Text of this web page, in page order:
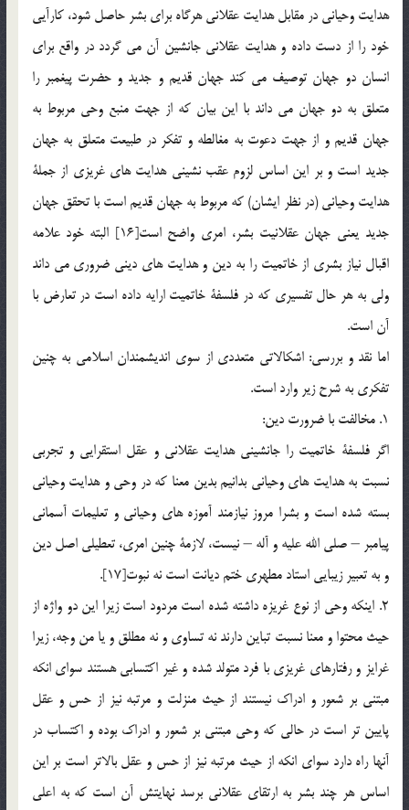
هدايت وحياني در مقابل هدايت عقلاني هرگاه براي بشر حاصل شود، كارآيي
خود را از دست داده و هدايت عقلاني جانشين آن مي گردد در واقع براي
انسان دو جهان توصيف مي كند جهان قديم و جديد و حضرت پيغمبر را
متعلق به دو جهان مي داند با اين بيان كه از جهت منبع وحي مربوط به
جهان قديم و از جهت دعوت به مغالطه و تفكر در طبيعت متعلق به جهان
جديد است و بر اين اساس لزوم عقب نشيني هدايت هاي غريزي از جملة
هدايت وحياني (در نظر ايشان) كه مربوط به جهان قديم است با تحقق جهان
جديد يعني جهان عقلانيت بشر، امري واضح است[16] البته خود علامه
اقبال نياز بشري از خاتميت را به دين و هدايت هاي ديني ضروري مي داند
ولي به هر حال تفسيري كه در فلسفة خاتميت ارايه داده است در تعارض با
آن است.
اما نقد و بررسي: اشكالاتي متعددي از سوي انديشمندان اسلامي به چنين
تفكري به شرح زير وارد است.
1. مخالفت با ضرورت دين:
اگر فلسفة خاتميت را جانشيني هدايت عقلاني و عقل استقرايي و تجربي
نسبت به هدايت هاي وحياني بدانيم بدين معنا كه در وحي و هدايت وحياني
بسته شده است و بشرا مروز نيازمند آموزه هاي وحياني و تعليمات آسماني
پيامبر – صلي الله عليه و آله – نيست، لازمة چنين امري، تعطيلي اصل دين
و به تعبير زيبايي استاد مطهري ختم ديانت است نه نبوت[17].
2. اينكه وحي از نوع غريزه داشته شده است مردود است زيرا اين دو واژه از
حيث محتوا و معنا نسبت تباين دارند نه تساوي و نه مطلق و يا من وجه، زيرا
غرايز و رفتارهاي غريزي با فرد متولد شده و غير اكتسابي هستند سواي انكه
مبتني بر شعور و ادراك نيستند از حيث منزلت و مرتبه نيز از حس و عقل
پايين تر است در حالي كه وحي مبتني بر شعور و ادراك بوده و اكتساب در
آنها راه دارد سواي انكه از حيث مرتبه نيز از حس و عقل بالاتر است بر اين
اساس هر چند بشر به ارتقاي عقلاني برسد نهايتش آن است كه به اعلي